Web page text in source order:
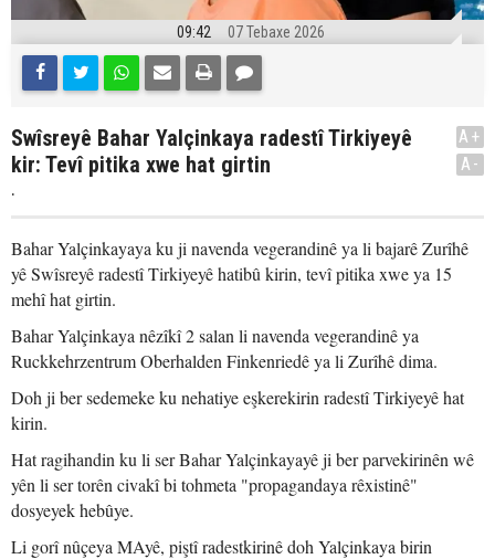
09:42 07 Tebaxe 2026
Swîsreyê Bahar Yalçinkaya radestî Tirkiyeyê
kir: Tevî pitika xwe hat girtin
.
A+
A-
Bahar Yalçinkayaya ku ji navenda vegerandinê ya li bajarê Zurîhê
yê Swîsreyê radestî Tirkiyeyê hatibû kirin, tevî pitika xwe ya 15
mehî hat girtin.
Bahar Yalçinkaya nêzîkî 2 salan li navenda vegerandinê ya
Ruckkehrzentrum Oberhalden Finkenriedê ya li Zurîhê dima.
Doh ji ber sedemeke ku nehatiye eşkerekirin radestî Tirkiyeyê hat
kirin.
Hat ragihandin ku li ser Bahar Yalçinkayayê ji ber parvekirinên wê
yên li ser torên civakî bi tohmeta "propagandaya rêxistinê"
dosyeyek hebûye.
Li gorî nûçeya MAyê, piştî radestkirinê doh Yalçinkaya birin